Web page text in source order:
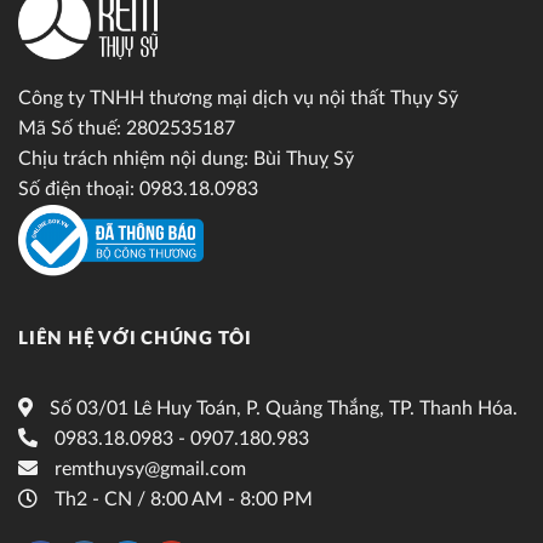
Công ty TNHH thương mại dịch vụ nội thất Thụy Sỹ
Mã Số thuế: 2802535187
Chịu trách nhiệm nội dung: Bùi Thuỵ Sỹ
Số điện thoại: 0983.18.0983
LIÊN HỆ VỚI CHÚNG TÔI
Số 03/01 Lê Huy Toán, P. Quảng Thắng, TP. Thanh Hóa.
0983.18.0983 - 0907.180.983
remthuysy@gmail.com
Th2 - CN / 8:00 AM - 8:00 PM